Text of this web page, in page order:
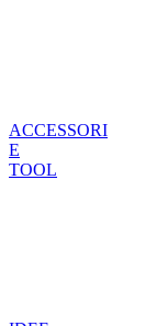
ACCESSORI
E
TOOL